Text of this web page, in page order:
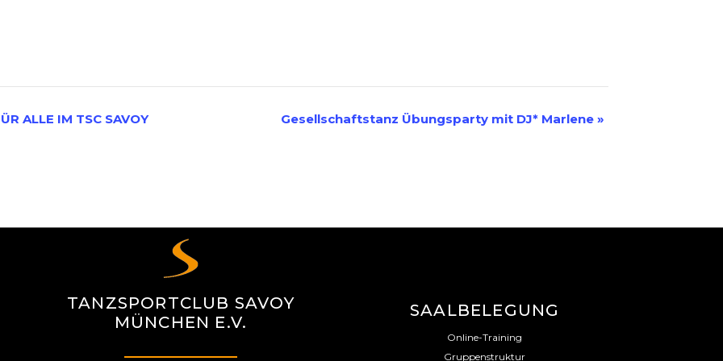
ALLE IM TSC SAVOY Gesellschaftstanz Übungsparty mit DJ* Marlene »
TANZSPORTCLUB SAVOY
MÜNCHEN E.V.
SAALBELEGUNG
Online-Training
Gruppenstruktur